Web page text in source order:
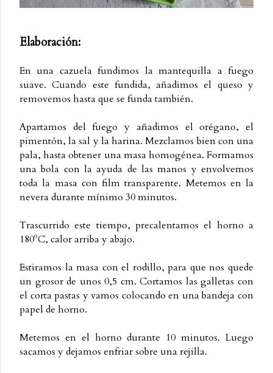
Elaboración:
En una cazuela fundimos la mantequilla a fuego
suave. Cuando este fundida, añadimos el queso y
removemos hasta que se funda también.
Apartamos del fuego y añadimos el orégano, el
pimentón, la sal y la harina. Mezclamos bien con una
pala, hasta obtener una masa homogénea. Formamos
una bola con la ayuda de las manos y envolvemos
toda la masa con film transparente. Metemos en la
nevera durante mínimo 30 minutos.
Trascurrido este tiempo, precalentamos el horno a
180ºC, calor arriba y abajo.
Estiramos la masa con el rodillo, para que nos quede
un grosor de unos 0,5 cm. Cortamos las galletas con
el corta pastas y vamos colocando en una bandeja con
papel de horno.
Metemos en el horno durante 10 minutos. Luego
sacamos y dejamos enfriar sobre una rejilla.